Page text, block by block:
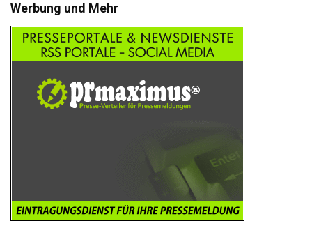
Werbung und Mehr